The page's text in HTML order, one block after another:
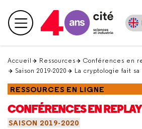
en
haut Menu principal
Accueil Ressources Conférences en
Saison 2019-2020
La cryptologie fait
RESSOURCES EN LIGNE
CONFÉRENCES EN REPLAY
SAISON 2019-2020